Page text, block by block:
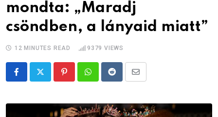
mondta: „Maradj
csöndben, a lányaid miatt”
12 MINUTES READ 9379 VIEWS
PinterestWhatsappRedditShare
Email